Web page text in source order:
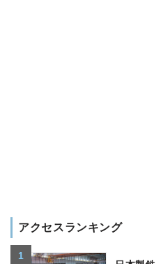
アクセスランキング